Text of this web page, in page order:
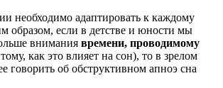
необходимо адаптировать к каждому
образом, если в детстве и юности мы
внимания времени, проводимому
как это влияет на сон), то в зрелом
говорить об обструктивном апноэ сна